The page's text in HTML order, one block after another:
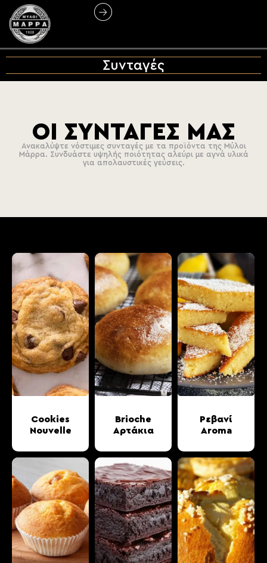
Συνταγές
ΟΙ ΣΥΝΤΑΓΕΣ ΜΑΣ
Ανακαλύψτε νόστιμες συνταγές με τα προϊόντα της Μύλοι
Μάρρα. Συνδυάστε υψηλής ποιότητας αλεύρι με αγνά υλικά
για απολαυστικές γεύσεις.
Cookies
Nouvelle
Brioche
Αρτάκια
Ρεβανί
Aroma